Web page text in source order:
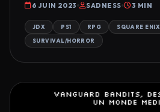
6 JUIN 2023 SADNESS 3 MIN
JDX PS1 RPG SQUARE ENIX
SURVIVAL/HORROR